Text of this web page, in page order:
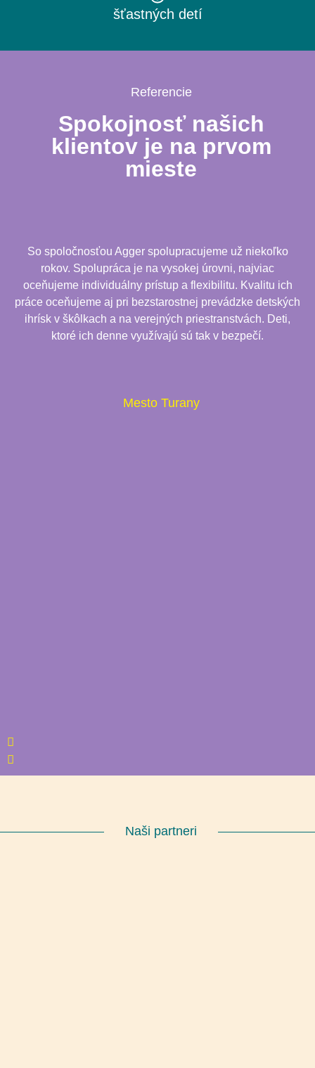
šťastných detí
Referencie
Spokojnosť našich
klientov je na prvom
mieste
So spoločnosťou Agger spolupracujeme už niekoľko
rokov. Spolupráca je na vysokej úrovni, najviac
oceňujeme individuálny prístup a flexibilitu. Kvalitu ich
práce oceňujeme aj pri bezstarostnej prevádzke detských
ihrísk v škôlkach a na verejných priestranstvách. Deti,
ktoré ich denne využívajú sú tak v bezpečí.
Mesto Turany
Naši partneri